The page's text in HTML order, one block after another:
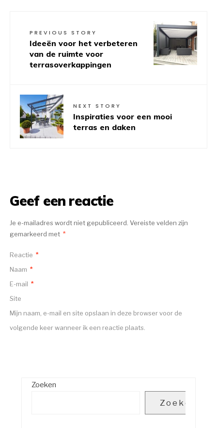
PREVIOUS STORY
Ideeën voor het verbeteren
van de ruimte voor
terrasoverkappingen
NEXT STORY
Inspiraties voor een mooi
terras en daken
Geef een reactie
Je e-mailadres wordt niet gepubliceerd. Vereiste velden zijn
gemarkeerd met *
Reactie *
Naam *
E-mail *
Site
Mijn naam, e-mail en site opslaan in deze browser voor de
volgende keer wanneer ik een reactie plaats.
Zoeken
Zoeken